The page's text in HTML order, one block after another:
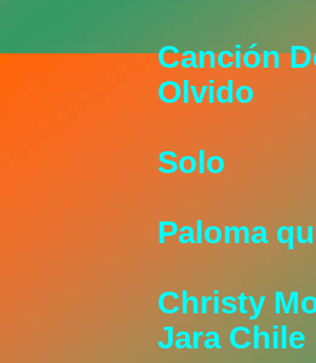
Canción
Olvido
Solo
Paloma
Christy
Jara Chile